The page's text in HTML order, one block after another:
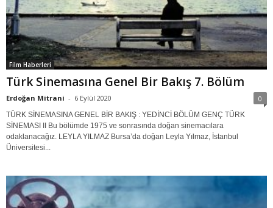
Film Haberleri
Türk Sinemasına Genel Bir Bakış 7. Bölüm
Erdoğan Mitrani - 6 Eylül 2020 0
TÜRK SİNEMASINA GENEL BİR BAKIŞ : YEDİNCİ BÖLÜM GENÇ TÜRK
SİNEMASI II Bu bölümde 1975 ve sonrasında doğan sinemacılara
odaklanacağız. LEYLA YILMAZ Bursa’da doğan Leyla Yılmaz, İstanbul
Üniversitesi...